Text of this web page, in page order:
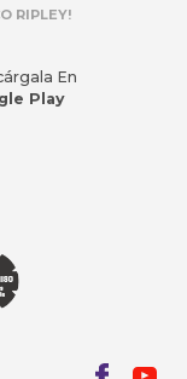
RIPLEY!
En
Play